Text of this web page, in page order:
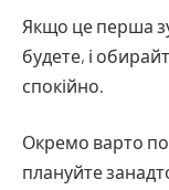
Якщо це перша
будете, і
спокійно.
Окремо варто
плануйте